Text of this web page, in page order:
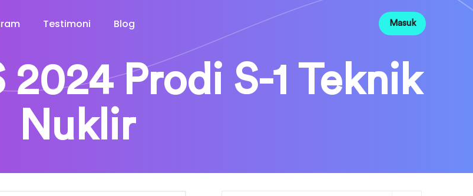
Testimoni Blog Masuk
2024 Prodi S-1 Teknik
Nuklir